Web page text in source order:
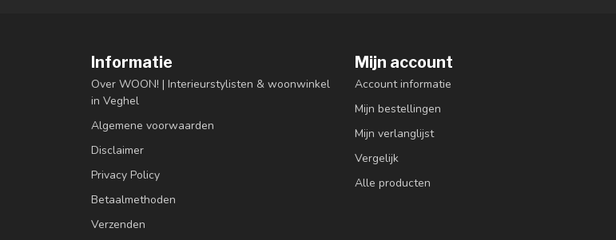
Informatie
Over WOON! | Interieurstylisten & woonwinkel
in Veghel
Algemene voorwaarden
Disclaimer
Privacy Policy
Betaalmethoden
Verzenden
Mijn account
Account informatie
Mijn bestellingen
Mijn verlanglijst
Vergelijk
Alle producten